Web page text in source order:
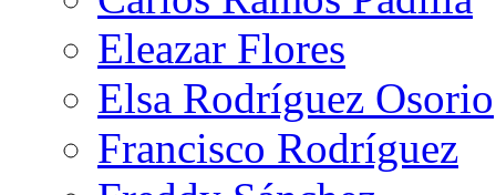
Eleazar Flores
Elsa Rodríguez Osorio
Francisco Rodríguez